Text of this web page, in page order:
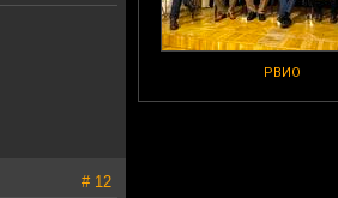
РВИО
# 12